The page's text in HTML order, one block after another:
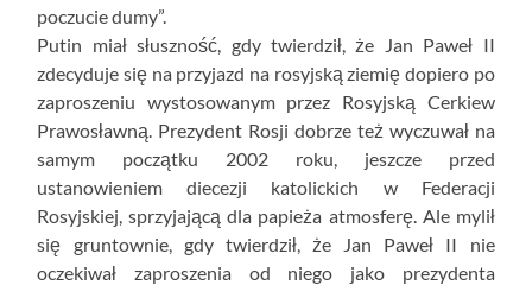
poczucie dumy”.
Putin miał słuszność, gdy twierdził, że Jan Paweł II
zdecyduje się na przyjazd na rosyjską ziemię dopiero po
zaproszeniu wystosowanym przez Rosyjską Cerkiew
Prawosławną. Prezydent Rosji dobrze też wyczuwał na
samym początku 2002 roku, jeszcze przed
ustanowieniem diecezji katolickich w Federacji
Rosyjskiej, sprzyjającą dla papieża atmosferę. Ale mylił
się gruntownie, gdy twierdził, że Jan Paweł II nie
oczekiwał zaproszenia od niego jako prezydenta